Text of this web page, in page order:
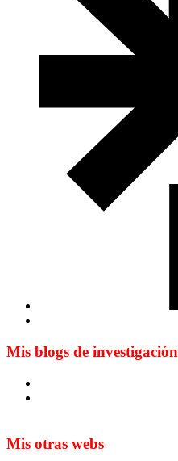
Mis blogs de investigación
Mis otras webs